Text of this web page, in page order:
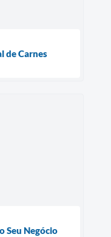
de Carnes
Seu Negócio